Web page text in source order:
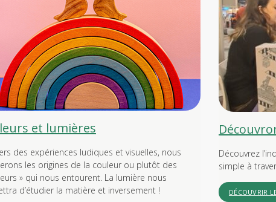
et lumières
des expériences ludiques et visuelles, nous
les origines de la couleur ou plutôt des
» qui nous entourent. La lumière nous
d’étudier la matière et inversement !
Découvrez
simple à
DÉCOUVRIR